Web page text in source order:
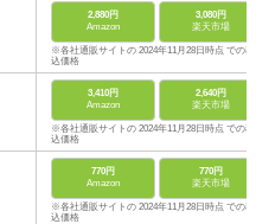
2,880円
Amazon
3,080円
楽天市場
※各社通販サイトの 2024年11月28日時点 での税
込価格
3,410円
Amazon
2,640円
楽天市場
※各社通販サイトの 2024年11月28日時点 での税
込価格
770円
Amazon
770円
楽天市場
※各社通販サイトの 2024年11月28日時点 での税
込価格